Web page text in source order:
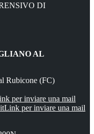
DI
AL
Rubicone (FC)
per inviare una mail
Link per inviare una mail